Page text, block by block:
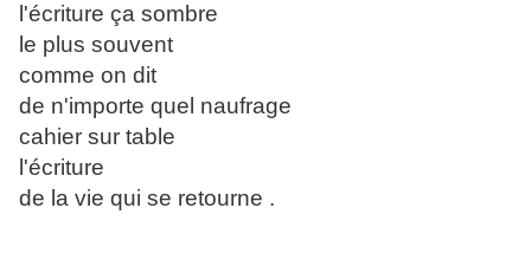
l'écriture ça sombre
le plus souvent
comme on dit
de n'importe quel naufrage
cahier sur table
l'écriture
de la vie qui se retourne .